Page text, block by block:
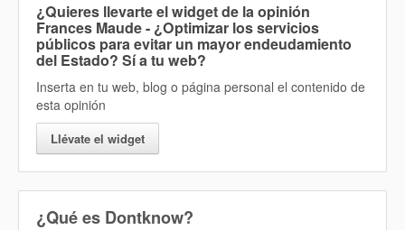
¿Quieres llevarte el widget de la opinión
Frances Maude - ¿Optimizar los servicios
públicos para evitar un mayor endeudamiento
del Estado? Sía tu web?
Inserta en tu web, blog o página personal el contenido de
esta opinión
Llévate el widget
¿Qué es Dontknow?